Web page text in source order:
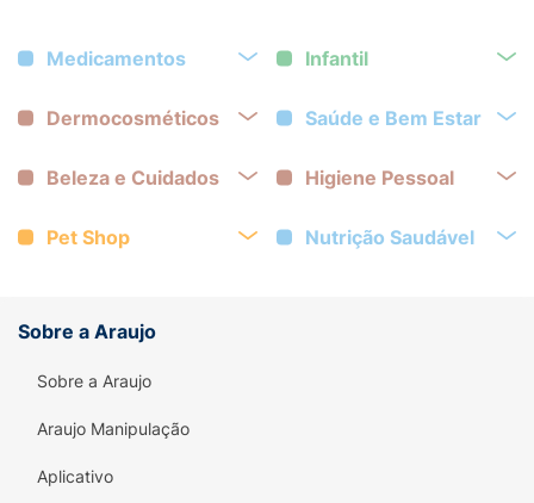
Medicamentos Infantil
Dermocosméticos Saúde e Bem Estar
Beleza e Cuidados Higiene Pessoal
Pet Shop Nutrição Saudável
Sobre a Araujo
Sobre a Araujo
Araujo Manipulação
Aplicativo